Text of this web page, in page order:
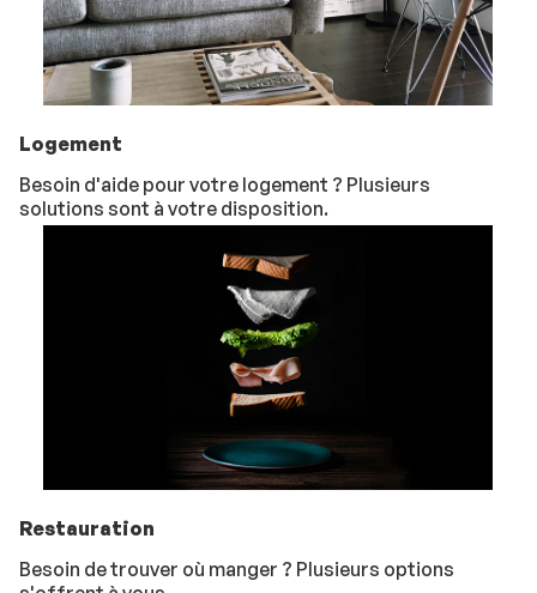
Logement
Besoin d'aide pour votre logement ? Plusieurs
solutions sont à votre disposition.
Restauration
Besoin de trouver où manger ? Plusieurs options